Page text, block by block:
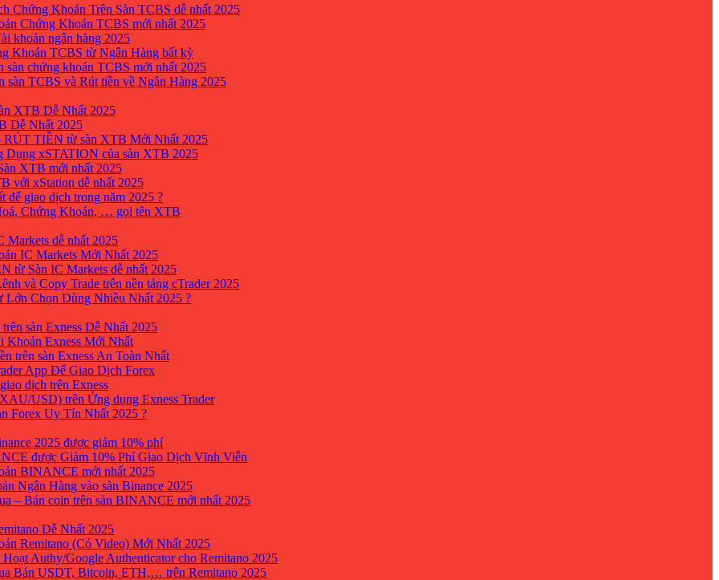
Chứng Khoán Trên Sàn TCBS dễ nhất 2025
Chứng Khoán TCBS mới nhất 2025
khoản ngân hàng 2025
Khoán TCBS từ Ngân Hàng bất kỳ
chứng khoán TCBS mới nhất 2025
TCBS và Rút tiền về Ngân Hàng 2025
XTB Dễ Nhất 2025
Dễ Nhất 2025
TIỀN từ sàn XTB Mới Nhất 2025
Dụng xSTATION của sàn XTB 2025
XTB mới nhất 2025
với xStation dễ nhất 2025
giao dịch trong năm 2025 ?
Chứng Khoán, … gọi tên XTB
Markets dễ nhất 2025
IC Markets Mới Nhất 2025
từ Sàn IC Markets dễ nhất 2025
và Copy Trade trên nền tảng cTrader 2025
Chọn Dùng Nhiều Nhất 2025 ?
sàn Exness Dễ Nhất 2025
Khoản Exness Mới Nhất
trên sàn Exness An Toàn Nhất
App Để Giao Dịch Forex
dịch trên Exness
USD) trên Ứng dụng Exness Trader
Forex Uy Tín Nhất 2025 ?
2025 được giảm 10% phí
được Giảm 10% Phí Giao Dịch Vĩnh Viễn
BINANCE mới nhất 2025
Ngân Hàng vào sàn Binance 2025
– Bán coin trên sàn BINANCE mới nhất 2025
Dễ Nhất 2025
Remitano (Có Video) Mới Nhất 2025
Authy/Google Authenticator cho Remitano 2025
Bán USDT, Bitcoin, ETH,… trên Remitano 2025